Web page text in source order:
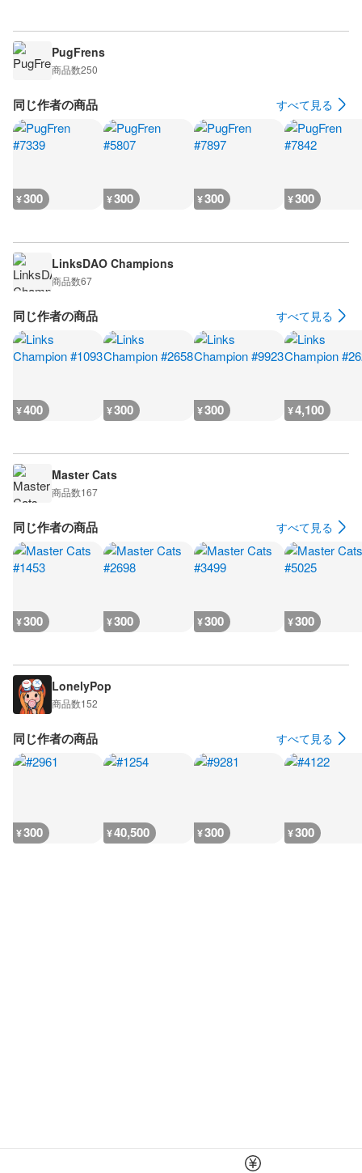
PugFrens
商品数250
同じ作者の商品 すべて見る
¥300 ¥300 ¥300 ¥300
LinksDAO Champions
商品数67
同じ作者の商品 すべて見る
¥400 ¥300 ¥300 ¥4,100
Master Cats
商品数167
同じ作者の商品 すべて見る
¥300 ¥300 ¥300 ¥300
LonelyPop
商品数152
同じ作者の商品 すべて見る
¥300 ¥40,500 ¥300 ¥300